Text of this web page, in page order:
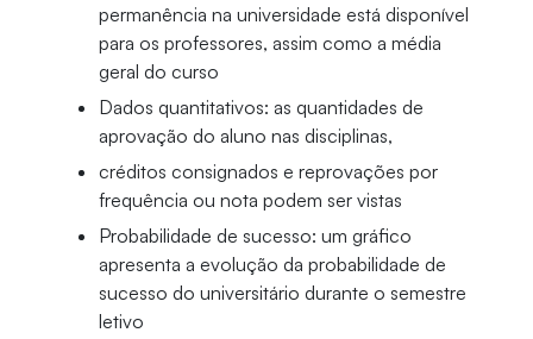
permanência na universidade está disponível
para os professores, assim como a média
geral do curso
Dados quantitativos: as quantidades de
aprovação do aluno nas disciplinas,
créditos consignados e reprovações por
frequência ou nota podem ser vistas
Probabilidade de sucesso: um gráfico
apresenta a evolução da probabilidade de
sucesso do universitário durante o semestre
letivo